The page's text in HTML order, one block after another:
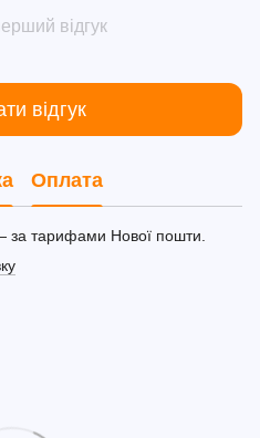
відгук
відгук
Оплата
за тарифами Нової пошти.